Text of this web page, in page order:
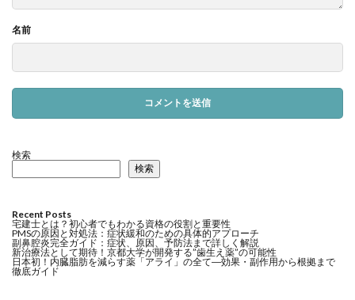
名前
検索
検索
Recent Posts
宅建士とは？初心者でもわかる資格の役割と重要性
PMSの原因と対処法：症状緩和のための具体的アプローチ
副鼻腔炎完全ガイド：症状、原因、予防法まで詳しく解説
新治療法として期待！京都大学が開発する”歯生え薬”の可能性
日本初！内臓脂肪を減らす薬「アライ」の全て―効果・副作用から根拠まで
徹底ガイド